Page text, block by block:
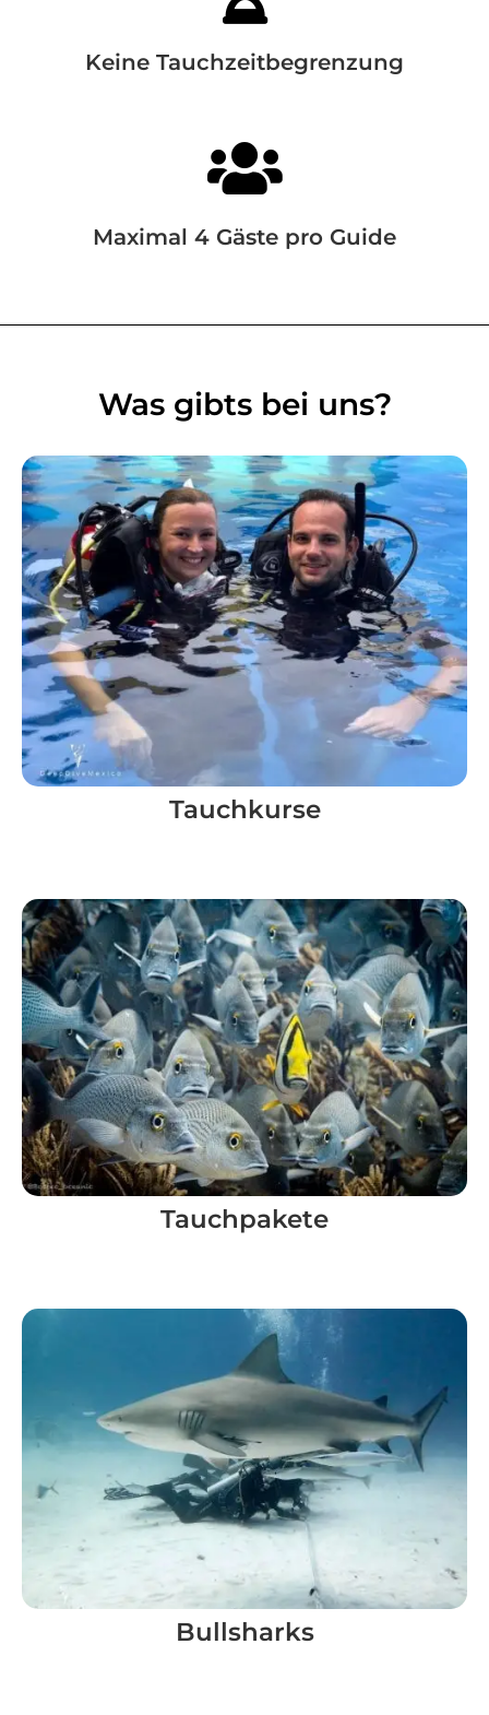
Keine Tauchzeitbegrenzung

Maximal 4 Gäste pro Guide
Was gibts bei uns?
Tauchkurse
Tauchpakete
Bullsharks